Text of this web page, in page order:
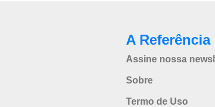
A Referência
Assine nossa
Sobre
Termo de Uso